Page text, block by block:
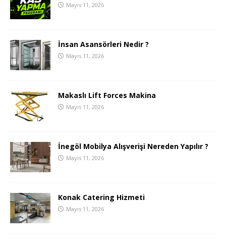
Mayıs 11, 2026
İnsan Asansörleri Nedir ?
Mayıs 11, 2026
Makaslı Lift Forces Makina
Mayıs 11, 2026
İnegöl Mobilya Alışverişi Nereden Yapılır ?
Mayıs 11, 2026
Konak Catering Hizmeti
Mayıs 11, 2026